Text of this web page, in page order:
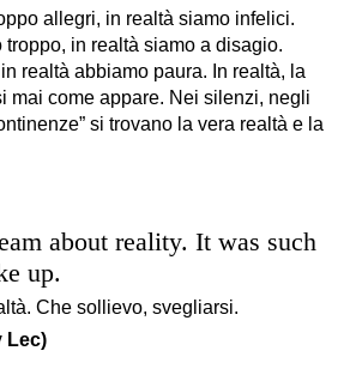
allegri, in realtà siamo infelici.
in realtà siamo a disagio.
realtà abbiamo paura. In realtà, la
mai come appare. Nei silenzi, negli
si trovano la vera realtà e la
about reality. It was such
up.
Che sollievo, svegliarsi.
Lec)